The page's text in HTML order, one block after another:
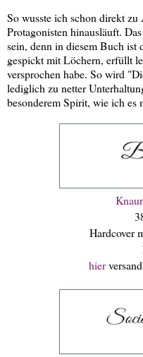
So wusste ich schon direkt
Protagonisten hinausläuft.
sein, denn in diesem Buch ist
gespickt mit Löchern, erfüllt
versprochen habe. So wird
lediglich zu netter
besonderem Spirit, wie ich es
Knaur
Hardcover
hier